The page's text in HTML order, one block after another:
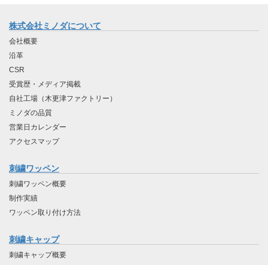
株式会社ミノダについて
会社概要
沿革
CSR
受賞歴・メディア掲載
自社工場（木更津ファクトリー）
ミノダの品質
営業日カレンダー
アクセスマップ
刺繍ワッペン
刺繍ワッペン概要
制作実績
ワッペン取り付け方法
刺繍キャップ
刺繍キャップ概要